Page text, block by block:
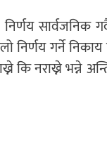
सार्वजनिक
निर्णय गर्ने
कि नराख्ने भन्ने